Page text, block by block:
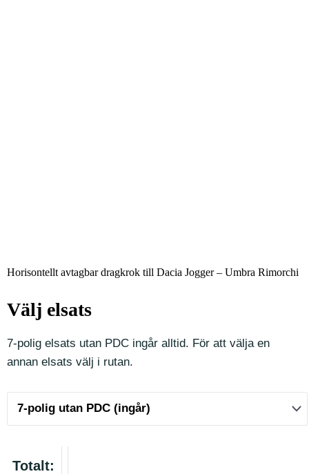
Horisontellt avtagbar dragkrok till Dacia Jogger – Umbra Rimorchi
Välj elsats
7-polig elsats utan PDC ingår alltid. För att välja en
annan elsats välj i rutan.
Totalt: